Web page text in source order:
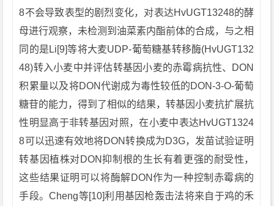
8不会导致表型的剧烈变化，对表达HvUGT13248的酵
母进行观察，未检测到油菜素内酯前体的合成，与之相
同的是Li[9]等将大麦UDP-葡萄糖基转移酶(HvUGT132
48)转入小麦中并评估转基因小麦的赤霉病抗性、DON
积累量以及将DON代谢成为毒性较低的DON-3-O-葡萄
糖苷的能力，得到了相似的结果，转基因小麦抗扩展抗
性明显高于非转基因对照，在小麦中表达HvUGT1324
8可以迅速有效地将DON转换成为D3G，发苗试验证明
转基因植株对DON抑制根的生长有着更强的耐受性，
这些结果证明可以将酶解DON作为一种控制赤霉病的
手段。Cheng等[10]利用基因枪轰击法将来自于鸡的禾